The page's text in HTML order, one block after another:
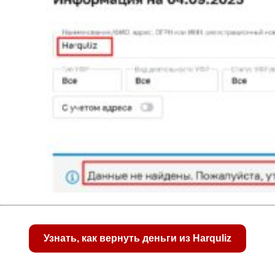
Узнать, как вернуть деньги из Harquliz